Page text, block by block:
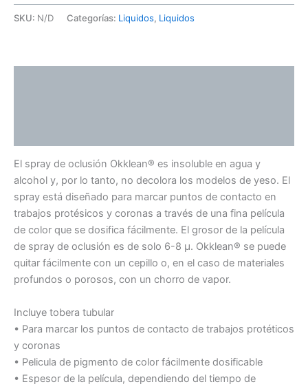
SKU: N/D Categorías: Liquidos, Liquidos
El spray de oclusión Okklean® es insoluble en agua y
alcohol y, por lo tanto, no decolora los modelos de yeso. El
spray está diseñado para marcar puntos de contacto en
trabajos protésicos y coronas a través de una fina película
de color que se dosifica fácilmente. El grosor de la película
de spray de oclusión es de solo 6-8 µ. Okklean® se puede
quitar fácilmente con un cepillo o, en el caso de materiales
profundos o porosos, con un chorro de vapor.
Incluye tobera tubular
• Para marcar los puntos de contacto de trabajos protéticos
y coronas
• Pelicula de pigmento de color fácilmente dosificable
• Espesor de la película, dependiendo del tiempo de